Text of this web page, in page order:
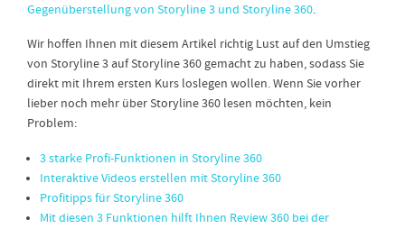
Gegenüberstellung von Storyline 3 und Storyline 360.
Wir hoffen Ihnen mit diesem Artikel richtig Lust auf den Umstieg
von Storyline 3 auf Storyline 360 gemacht zu haben, sodass Sie
direkt mit Ihrem ersten Kurs loslegen wollen. Wenn Sie vorher
lieber noch mehr über Storyline 360 lesen möchten, kein
Problem:
3 starke Profi-Funktionen in Storyline 360
Interaktive Videos erstellen mit Storyline 360
Profitipps für Storyline 360
Mit diesen 3 Funktionen hilft Ihnen Review 360 bei der